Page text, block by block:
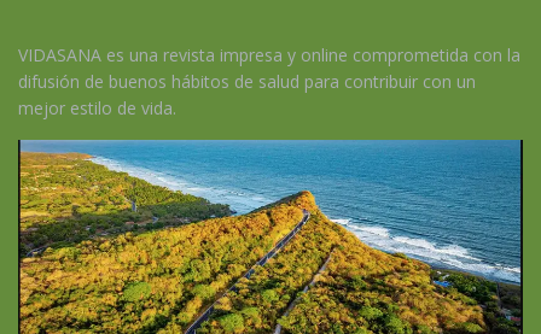
VIDASANA es una revista impresa y online comprometida con la
difusión de buenos hábitos de salud para contribuir con un
mejor estilo de vida.